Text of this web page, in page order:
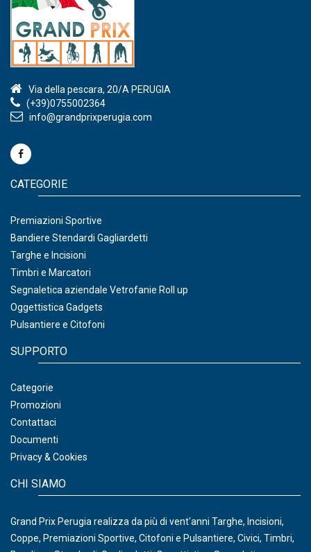
Via della pescara, 20/A PERUGIA
(+39)0755002364
info@grandprixperugia.com
CATEGORIE
Premiazioni Sportive
Bandiere Stendardi Gagliardetti
Targhe e Incisioni
Timbri e Marcatori
Segnaletica aziendale Vetrofanie Roll up
Oggettistica Gadgets
Pulsantiere e Citofoni
SUPPORTO
Categorie
Promozioni
Contattaci
Documenti
Privacy & Cookies
CHI SIAMO
Grand Prix Perugia realizza da più di vent'anni Targhe, Incisioni,
Coppe, Premiazioni Sportive, Citofoni e Pulsantiere, Civici, Timbri,